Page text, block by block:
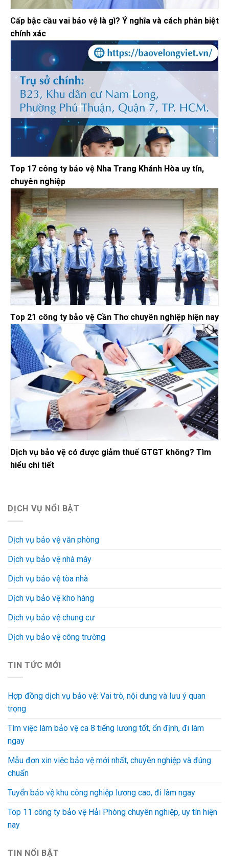
Cấp bậc cầu vai bảo vệ là gì? Ý nghĩa và cách phân biệt
chính xác
Top 17 công ty bảo vệ Nha Trang Khánh Hòa uy tín,
chuyên nghiệp
Top 21 công ty bảo vệ Cần Thơ chuyên nghiệp hiện nay
Dịch vụ bảo vệ có được giảm thuế GTGT không? Tìm
hiểu chi tiết
DỊCH VỤ NỔI BẬT
Dịch vụ bảo vệ văn phòng
Dịch vụ bảo vệ nhà máy
Dịch vụ bảo vệ tòa nhà
Dịch vụ bảo vệ kho hàng
Dịch vụ bảo vệ chung cư
Dịch vụ bảo vệ công trường
TIN TỨC MỚI
Hợp đồng dịch vụ bảo vệ: Vai trò, nội dung và lưu ý quan
trọng
Tìm việc làm bảo vệ ca 8 tiếng lương tốt, ổn định, đi làm
ngay
Mẫu đơn xin việc bảo vệ mới nhất, chuyên nghiệp và đúng
chuẩn
Tuyển bảo vệ khu công nghiệp lương cao, đi làm ngay
Top 11 công ty bảo vệ Hải Phòng chuyên nghiệp, uy tín hiện
nay
TIN NỔI BẬT